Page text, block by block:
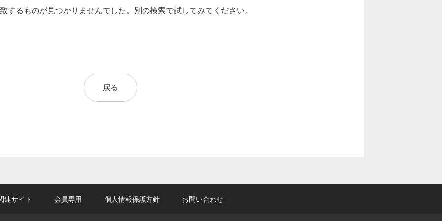
するものが見つかりませんでした。別の検索で試してみてください。
戻る
連サイト 会員専用 個人情報保護方針 お問い合わせ